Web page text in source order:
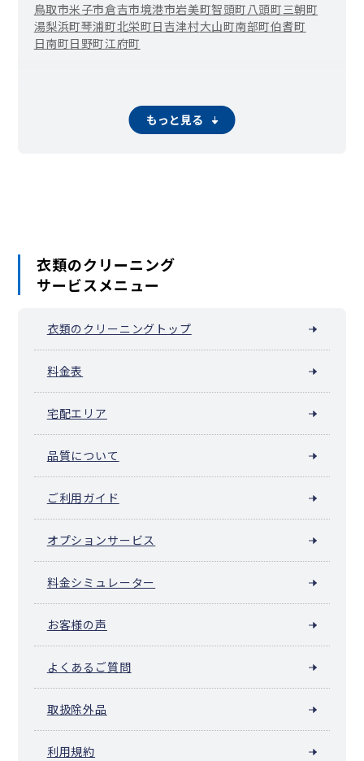
鳥取市米子市倉吉市境港市岩美町智頭町八頭町三朝町
湯梨浜町琴浦町北栄町日吉津村大山町南部町伯耆町
日南町日野町江府町
もっと見る
衣類のクリーニング
サービスメニュー
衣類のクリーニングトップ
料金表
宅配エリア
品質について
ご利用ガイド
オプションサービス
料金シミュレーター
お客様の声
よくあるご質問
取扱除外品
利用規約